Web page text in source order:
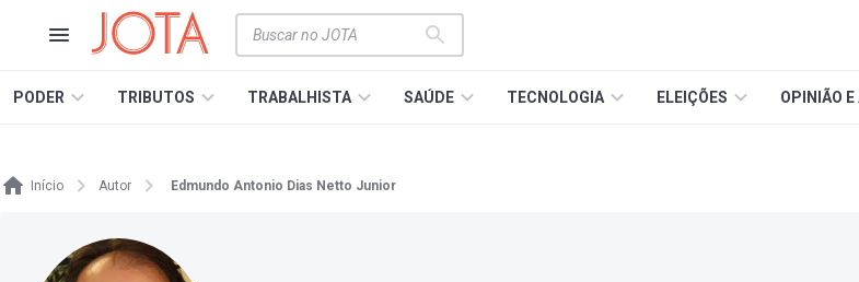
PODER TRIBUTOS TRABALHISTA SAÚDE TECNOLOGIA ELEIÇÕES OPINIÃO
Início Autor Edmundo Antonio Dias Netto Junior